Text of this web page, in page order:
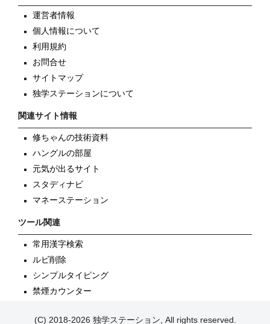
運営者情報
個人情報について
利用規約
お問合せ
サイトマップ
独学ステーションについて
関連サイト情報
修ちゃんの技術資料
ハングルの部屋
元気が出るサイト
スタディナビ
マネーステーション
ツール関連
常用漢字検索
ルビ削除
シンプルタイピング
禁煙カウンター
(C) 2018-2026 独学ステーション, All rights reserved.